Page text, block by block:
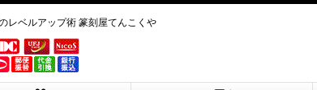
ベルアップ術 篆刻屋てんこくや